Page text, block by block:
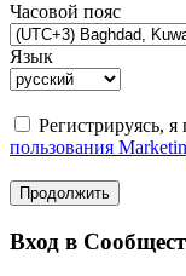
Часовой пояс
Язык
Регистрируясь,
пользования
Продолжить
Вход в